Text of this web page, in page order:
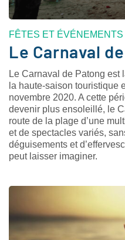
FÊTES ET ÉVÉNEMENTS
Le Carnaval
Le Carnaval de Patong est
la haute-saison touristique
novembre 2020. A cette
devenir plus ensoleillé, le
route de la plage d’une
et de spectacles variés,
déguisements et
peut laisser imaginer.